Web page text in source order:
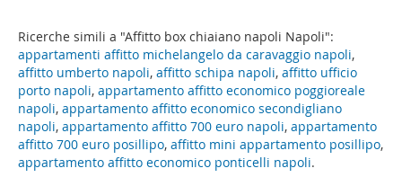
Ricerche simili a "Affitto box chiaiano napoli Napoli":
appartamenti affitto michelangelo da caravaggio napoli,
affitto umberto napoli, affitto schipa napoli, affitto ufficio
porto napoli, appartamento affitto economico poggioreale
napoli, appartamento affitto economico secondigliano
napoli, appartamento affitto 700 euro napoli, appartamento
affitto 700 euro posillipo, affitto mini appartamento posillipo,
appartamento affitto economico ponticelli napoli.